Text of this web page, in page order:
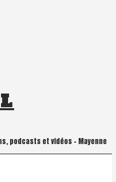
podcasts et vidéos – Mayenne